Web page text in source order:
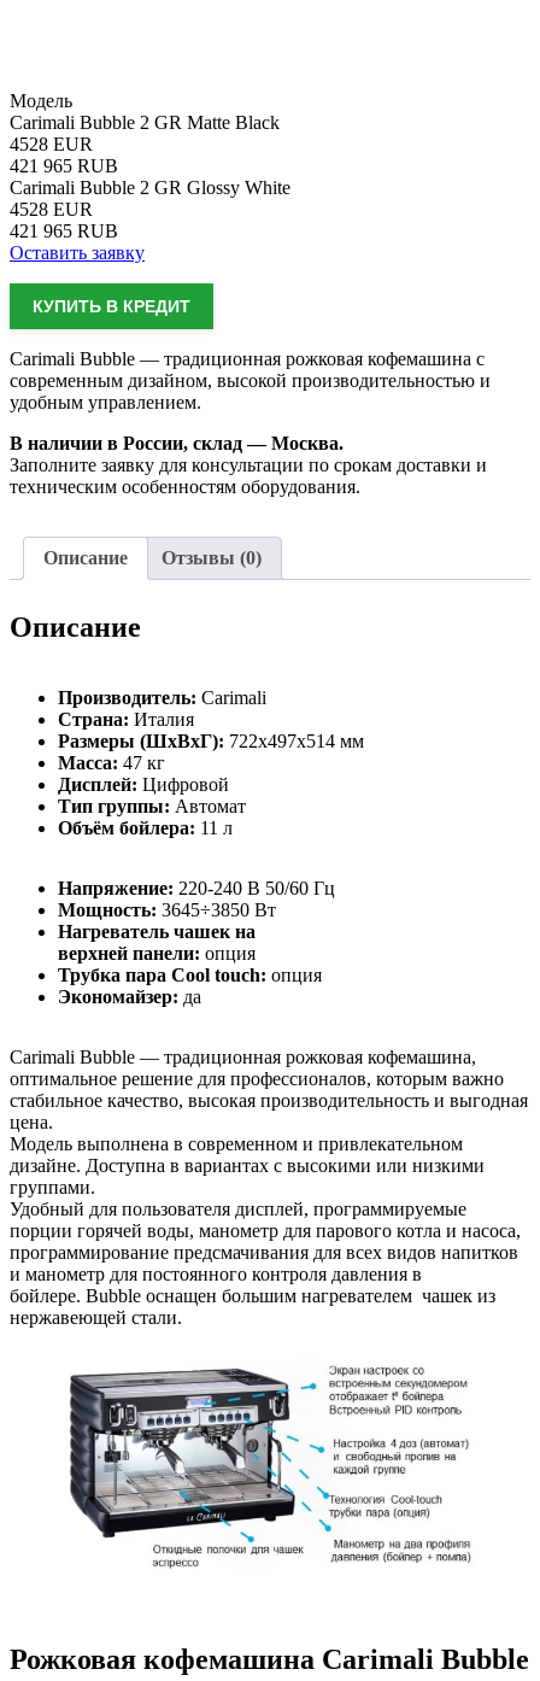
Модель
Carimali Bubble 2 GR Matte Black
4528 EUR
421 965 RUB
Carimali Bubble 2 GR Glossy White
4528 EUR
421 965 RUB
Оставить заявку
КУПИТЬ В КРЕДИТ
Carimali Bubble — традиционная рожковая кофемашина с
современным дизайном, высокой производительностью и
удобным управлением.
В наличии в России, склад — Москва.
Заполните заявку для консультации по срокам доставки и
техническим особенностям оборудования.
Описание Отзывы (0)
Описание
Производитель: Carimali
Страна: Италия
Размеры (ШхВхГ): 722x497x514 мм
Масса: 47 кг
Дисплей: Цифровой
Тип группы: Автомат
Объём бойлера: 11 л
Напряжение: 220-240 В 50/60 Гц
Мощность: 3645÷3850 Вт
Нагреватель чашек на
верхней панели: опция
Трубка пара Cool touch: опция
Экономайзер: да
Carimali Bubble — традиционная рожковая кофемашина,
оптимальное решение для профессионалов, которым важно
стабильное качество, высокая производительность и выгодная
цена.
Модель выполнена в современном и привлекательном
дизайне. Доступна в вариантах с высокими или низкими
группами.
Удобный для пользователя дисплей, программируемые
порции горячей воды, манометр для парового котла и насоса,
программирование предсмачивания для всех видов напитков
и манометр для постоянного контроля давления в
бойлере. Bubble оснащен большим нагревателем чашек из
нержавеющей стали.
Рожковая кофемашина Carimali Bubble